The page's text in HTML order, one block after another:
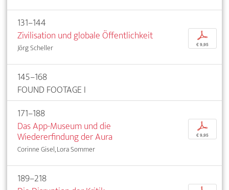
131–144
Zivilisation und globale Öffentlichkeit
Jörg Scheller
p
€ 9,95
145–168
FOUND FOOTAGE I
171–188
Das App-Museum und die
Wiedererfindung der Aura
Corinne Gisel, Lora Sommer
p
€ 9,95
189–218